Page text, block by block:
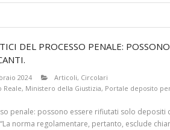
DEL PROCESSO PENALE:
2024 Articoli, Circolari
Reale, Ministero della Giustizia, Portale deposito
penale: possono essere rifiutati solo depositi
norma regolamentare, pertanto, esclude